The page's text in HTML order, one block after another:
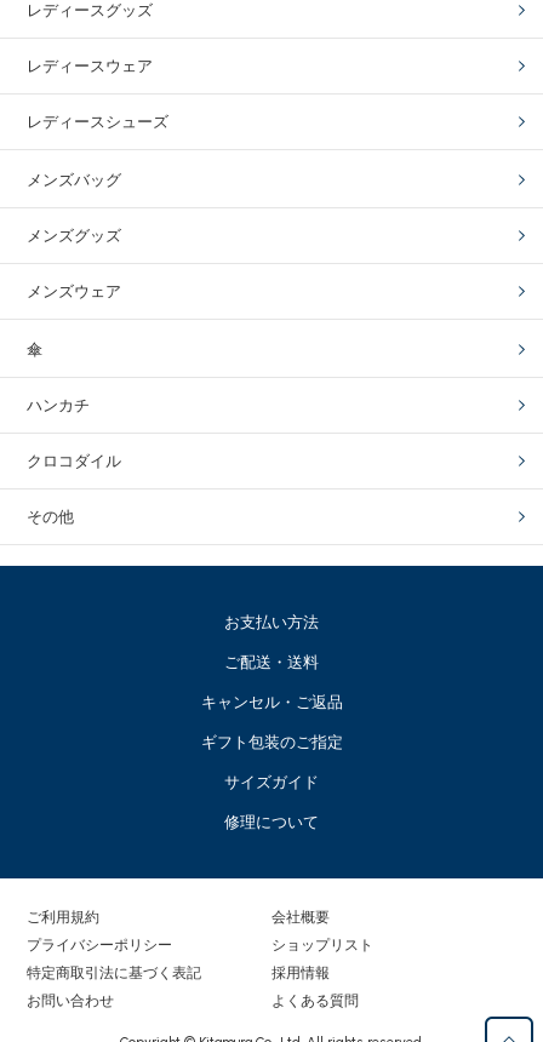
レディースグッズ
レディースウェア
レディースシューズ
メンズバッグ
メンズグッズ
メンズウェア
傘
ハンカチ
クロコダイル
その他
お支払い方法
ご配送・送料
キャンセル・ご返品
ギフト包装のご指定
サイズガイド
修理について
ご利用規約
プライバシーポリシー
特定商取引法に基づく表記
お問い合わせ
会社概要
ショップリスト
採用情報
よくある質問